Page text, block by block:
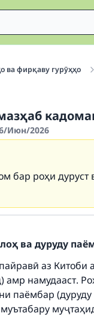
ва фирқаву гурӯҳҳо
Июн/2026
бар роҳи
ва дуруду
аз
амр намудааст.
паёмбар
муътабару